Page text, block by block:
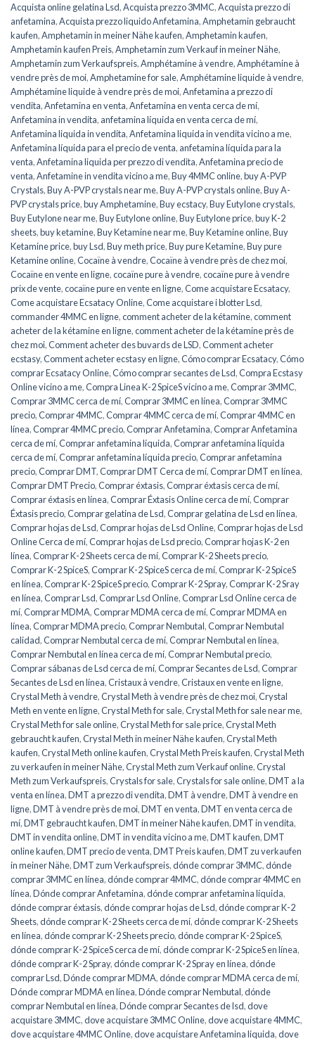
Acquista online gelatina Lsd,Acquista prezzo 3MMC,Acquista prezzo di
anfetamina,Acquista prezzo liquido Anfetamina,Amphetamin gebraucht
kaufen,Amphetamin in meiner Nähe kaufen,Amphetamin kaufen,
Amphetamin kaufen Preis,Amphetamin zum Verkauf in meiner Nähe,
Amphetamin zum Verkaufspreis,Amphétamine à vendre,Amphétamine à
vendre près de moi,Amphetamine for sale,Amphétamine liquide à vendre,
Amphétamine liquide à vendre près de moi,Anfetamina a prezzo di
vendita,Anfetamina en venta,Anfetamina en venta cerca de mí,
Anfetamina in vendita, anfetamina líquida en venta cerca de mí,
Anfetamina liquida in vendita,Anfetamina liquida in vendita vicino a me,
Anfetamina líquida para el precio de venta, anfetamina líquida para la
venta,Anfetamina liquida per prezzo di vendita,Anfetamina precio de
venta,Anfetamine in vendita vicino a me,Buy 4MMC online,buy A-PVP
Crystals,Buy A-PVP crystals near me,Buy A-PVP crystals online,Buy A-
PVP crystals price,buy Amphetamine,Buy ecstacy,Buy Eutylone crystals,
Buy Eutylone near me,Buy Eutylone online,Buy Eutylone price,buy K-2
sheets,buy ketamine,Buy Ketamine near me,Buy Ketamine online,Buy
Ketamine price,buy Lsd,Buy meth price,Buy pure Ketamine,Buy pure
Ketamine online,Cocaïne à vendre,Cocaïne à vendre près de chez moi,
Cocaïne en vente en ligne,cocaïne pure à vendre,cocaïne pure à vendre
prix de vente,cocaïne pure en vente en ligne,Come acquistare Ecsatacy,
Come acquistare Ecsatacy Online,Come acquistare i blotter Lsd,
commander 4MMC en ligne,comment acheter de la kétamine,comment
acheter de la kétamine en ligne,comment acheter de la kétamine près de
chez moi,Comment acheter des buvards de LSD,Comment acheter
ecstasy,Comment acheter ecstasy en ligne,Cómo comprar Ecsatacy,Cómo
comprar Ecsatacy Online,Cómo comprar secantes de Lsd,Compra Ecstasy
Online vicino a me,Compra Linea K-2 SpiceS vicino a me,Comprar 3MMC,
Comprar 3MMC cerca de mí,Comprar 3MMC en línea,Comprar 3MMC
precio,Comprar 4MMC,Comprar 4MMC cerca de mí,Comprar 4MMC en
línea,Comprar 4MMC precio,Comprar Anfetamina,Comprar Anfetamina
cerca de mí,Comprar anfetamina líquida,Comprar anfetamina líquida
cerca de mí,Comprar anfetamina líquida precio,Comprar anfetamina
precio,Comprar DMT,Comprar DMT Cerca de mí,Comprar DMT en línea,
Comprar DMT Precio,Comprar éxtasis,Comprar éxtasis cerca de mí,
Comprar éxtasis en línea,Comprar Éxtasis Online cerca de mí,Comprar
Éxtasis precio,Comprar gelatina de Lsd,Comprar gelatina de Lsd en línea,
Comprar hojas de Lsd,Comprar hojas de Lsd Online,Comprar hojas de Lsd
Online Cerca de mí,Comprar hojas de Lsd precio,Comprar hojas K-2 en
línea,Comprar K-2 Sheets cerca de mí,Comprar K-2 Sheets precio,
Comprar K-2 SpiceS,Comprar K-2 SpiceS cerca de mí,Comprar K-2 SpiceS
en línea,Comprar K-2 SpiceS precio,Comprar K-2 Spray,Comprar K-2 Sray
en línea,Comprar Lsd,Comprar Lsd Online,Comprar Lsd Online cerca de
mí,Comprar MDMA,Comprar MDMA cerca de mí,Comprar MDMA en
línea,Comprar MDMA precio,Comprar Nembutal,Comprar Nembutal
calidad,Comprar Nembutal cerca de mí,Comprar Nembutal en línea,
Comprar Nembutal en línea cerca de mí,Comprar Nembutal precio,
Comprar sábanas de Lsd cerca de mí,Comprar Secantes de Lsd,Comprar
Secantes de Lsd en línea,Cristaux à vendre,Cristaux en vente en ligne,
Crystal Meth à vendre,Crystal Meth à vendre près de chez moi,Crystal
Meth en vente en ligne,Crystal Meth for sale,Crystal Meth for sale near me,
Crystal Meth for sale online,Crystal Meth for sale price,Crystal Meth
gebraucht kaufen,Crystal Meth in meiner Nähe kaufen,Crystal Meth
kaufen,Crystal Meth online kaufen,Crystal Meth Preis kaufen,Crystal Meth
zu verkaufen in meiner Nähe,Crystal Meth zum Verkauf online,Crystal
Meth zum Verkaufspreis,Crystals for sale,Crystals for sale online,DMT a la
venta en línea,DMT a prezzo di vendita,DMT à vendre,DMT à vendre en
ligne,DMT à vendre près de moi,DMT en venta,DMT en venta cerca de
mí,DMT gebraucht kaufen,DMT in meiner Nähe kaufen,DMT in vendita,
DMT in vendita online,DMT in vendita vicino a me,DMT kaufen,DMT
online kaufen,DMT precio de venta,DMT Preis kaufen,DMT zu verkaufen
in meiner Nähe,DMT zum Verkaufspreis,dónde comprar 3MMC,dónde
comprar 3MMC en línea,dónde comprar 4MMC,dónde comprar 4MMC en
línea,Dónde comprar Anfetamina,dónde comprar anfetamina líquida,
dónde comprar éxtasis,dónde comprar hojas de Lsd,dónde comprar K-2
Sheets,dónde comprar K-2 Sheets cerca de mí,dónde comprar K-2 Sheets
en línea,dónde comprar K-2 Sheets precio,dónde comprar K-2 SpiceS,
dónde comprar K-2 SpiceS cerca de mí,dónde comprar K-2 SpiceS en línea,
dónde comprar K-2 Spray,dónde comprar K-2 Spray en línea,dónde
comprar Lsd,Dónde comprar MDMA,dónde comprar MDMA cerca de mí,
Dónde comprar MDMA en línea,Dónde comprar Nembutal,dónde
comprar Nembutal en línea,Dónde comprar Secantes de lsd,dove
acquistare 3MMC,dove acquistare 3MMC Online,dove acquistare 4MMC,
dove acquistare 4MMC Online,dove acquistare Anfetamina liquida,dove